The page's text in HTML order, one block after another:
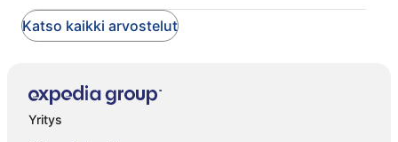
Katso kaikki arvostelut
Yritys